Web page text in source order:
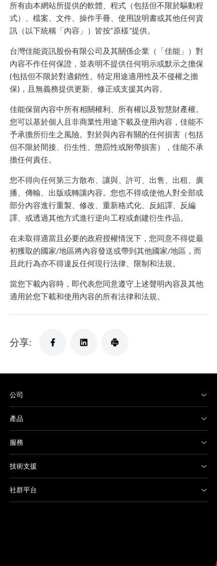
所有由本網站所提供的軟體、程式（包括但不限於驅動程
式）、檔案、文件、操作手冊、使用說明書或其他任何資
訊（以下統稱「內容」）皆按“原樣”提供。
台灣佳能資訊股份有限公司及其關係企業（「佳能」）對
內容不作任何保證，並表明不提供任何明示或默示之擔保
(包括但不限於對適銷性、特定用途適用性及不侵權之擔
保)，且無義務提供更新、修正或支援其內容。
佳能保留內容中所有相關權利、所有權以及智慧財產權。
您可以基於個人且非商業性用途下載及使用內容，佳能不
予承擔所衍生之風險。對於與內容有關的任何損害（包括
但不限於間接、衍生性、懲罰性或附帶損害），佳能不承
擔任何責任。
您不得向任何第三方散布、讓與、許可、出售、出租、廣
播、傳輸、出版或轉讓內容。您也不得或使他人對全部或
部分內容進行重製、修改、重新格式化、反組譯、反編
譯、或透過其他方式進行逆向工程或創建衍生作品。
在未取得適當且必要的政府授權情況下，您同意不得從最
初獲取的國家/地區將內容發送或帶到其他國家/地區，而
且此行為亦不得違反任何現行法律、限制和法規。
當您下載內容時，即代表您同意遵守上述聲明內容及其他
適用於您下載和使用內容的所有法律和法規。
分享:
公司
產品
服務
技術支援
社群平台